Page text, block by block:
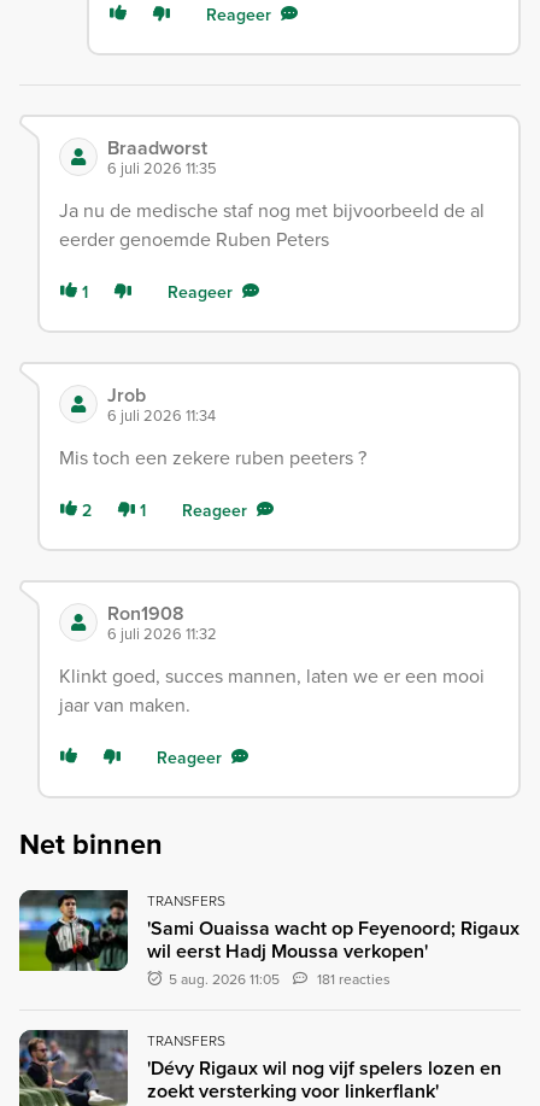
Reageer
Braadworst
6 juli 2026 11:35
Ja nu de medische staf nog met bijvoorbeeld de al
eerder genoemde Ruben Peters
1 Reageer
Jrob
6 juli 2026 11:34
Mis toch een zekere ruben peeters ?
2 1 Reageer
Ron1908
6 juli 2026 11:32
Klinkt goed, succes mannen, laten we er een mooi
jaar van maken.
Reageer
Net binnen
TRANSFERS
'Sami Ouaissa wacht op Feyenoord; Rigaux
wil eerst Hadj Moussa verkopen'
5 aug. 2026 11:05 181 reacties
TRANSFERS
'Dévy Rigaux wil nog vijf spelers lozen en
zoekt versterking voor linkerflank'